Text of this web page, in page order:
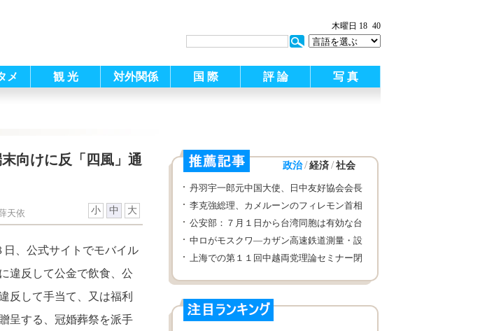
木曜日 18 40
メ 観 光 対外関係 国 際 評 論 写 真
向けに反「四風」通
天依 小 中 大
、公式サイトでモバイル
違反して公金で飲食、公
反して手当て、又は福利
呈する、冠婚葬祭を派手
政治 / 経済 / 社会
丹羽宇一郎元中国大使、日中友好協会会長
に就任
李克強総理、カメルーンのフィレモン首相
と会談した際 中国とカメルーンの友好的
互恵協力の質向上・アップグレードを推進
すると強調
公安部：７月１日から台湾同胞は有効な台
胞証を所持し、大陸と往来し、停留・居留
できる
中ロがモスクワ―カザン高速鉄道測量・設
計契約調印
上海での第１１回中越両党理論セミナー閉